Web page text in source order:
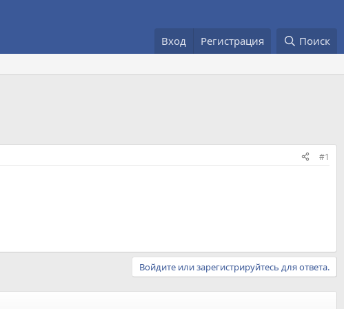
Вход Регистрация Поиск
#1
Войдите или зарегистрируйтесь для ответа.